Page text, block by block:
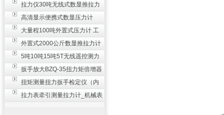
手 2000N,m力矩扳手价格
拉力仪30吨无线式数显推拉力
计 数字显示测力计80T
高清显示便携式数显压力计
300N500n_手持电子测力计
大量程100吨外置式压力计 工
业用数显测力计价格
外置式2000公斤数显推拉力计
_数字拉力压力测试仪
5吨10吨15吨5T无线遥控测力
计_带遥控电子拉力计数显式
扳手放大BZQ-35扭力矩倍增器
_3500牛米扭力倍力器仪
扭矩测量扭力扳手检定仪（内
置打印） 扭矩检验仪器
拉力表牵引测量拉力计_机械表